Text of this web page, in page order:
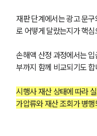
재판 단계에서는 광고 문
로 어떻게 달랐는지가 핵심
손해액 산정 과정에서는
부까지 함께 비교되기도 합
시행사 재산 상태에 따라
가압류와 재산 조회가 병